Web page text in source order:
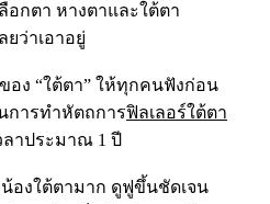
อกตา หางตาและใต้ตา
ยว่าเอาอยู่
อง “ใต้ตา” ให้ทุกคนฟังก่อน
การทำหัตถการฟิลเลอร์ใต้ตา
ลาประมาณ 1 ปี
องใต้ตามาก ดูฟูขึ้นชัดเจน